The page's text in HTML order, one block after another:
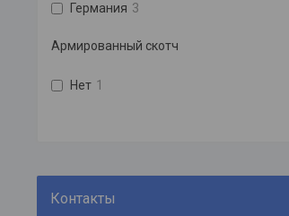
Германия 3
Армированный скотч
Нет 1